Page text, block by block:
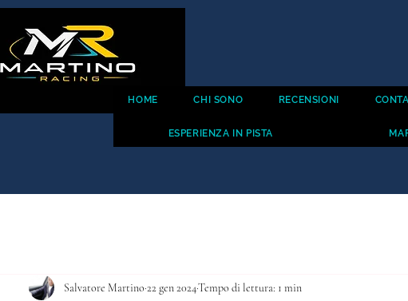
HOME CHI SONO RECENSIONI
ESPERIENZA IN PISTA
Salvatore Martino22 gen 2024Tempo di lettura: 1 min